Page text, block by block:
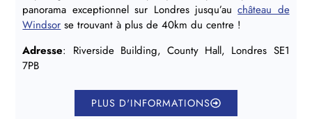
panorama exceptionnel sur Londres jusqu’auchâteau de
Windsor se trouvant à plus de 40km du centre !
Adresse: Riverside Building, County Hall, Londres SE1
7PB
PLUS D'INFORMATIONS